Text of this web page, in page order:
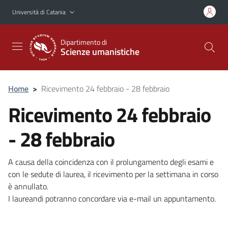
Vai al contenuto principale
Vai al menu di navigazione
Università di Catania
Dipartimento di
Scienze umanistiche
Home > Ricevimento 24 febbraio - 28 febbraio
Ricevimento 24 febbraio
- 28 febbraio
A causa della coincidenza con il prolungamento degli esami e
con le sedute di laurea, il ricevimento per la settimana in corso
è annullato.
I laureandi potranno concordare via e-mail un appuntamento.